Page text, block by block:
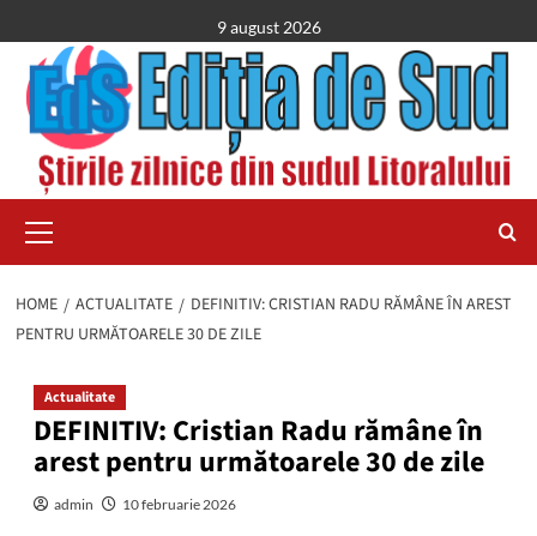
to
content
9 august 2026
Menu
HOME ACTUALITATE
DEFINITIV: CRISTIAN RADU RĂMÂNE ÎN AREST
PENTRU URMĂTOARELE 30 DE ZILE
Actualitate
DEFINITIV: Cristian Radu rămâne în
arest pentru următoarele 30 de zile
admin 10 februarie 2026